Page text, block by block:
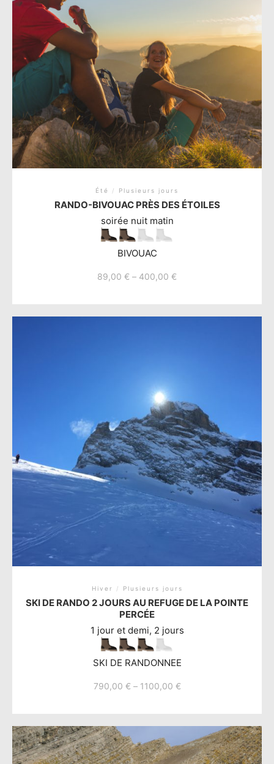
Été / Plusieurs jours
RANDO-BIVOUAC PRÈS DES ÉTOILES
soirée nuit matin
BIVOUAC
89,00 € – 400,00 €
du
produit
Hiver / Plusieurs jours
SKI DE RANDO 2 JOURS AU REFUGE DE LA POINTE
PERCÉE
1 jour et demi, 2 jours
SKI DE RANDONNEE
790,00 € – 1100,00 €
produit
a
plusieurs